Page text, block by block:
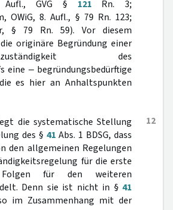
Aufl., GVG § 121 Rn. 3;
OWiG, 8. Aufl., § 79 Rn. 123;
§ 79 Rn. 59). Vor diesem
originäre Begründung einer
des
eine ‒ begründungsbedürftige
es hier an Anhaltspunkten
12
die systematische Stellung
des § 41 Abs. 1 BDSG, dass
den allgemeinen Regelungen
für die erste
für den weiteren
Denn sie ist nicht in § 41
im Zusammenhang mit der